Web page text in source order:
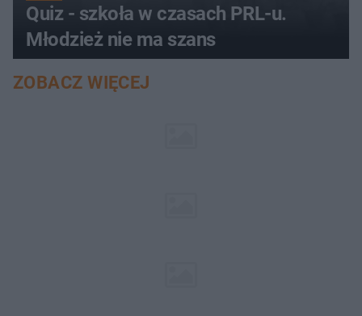
Quiz - szkoła w czasach PRL-u.
Młodzież nie ma szans
ZOBACZ WIĘCEJ